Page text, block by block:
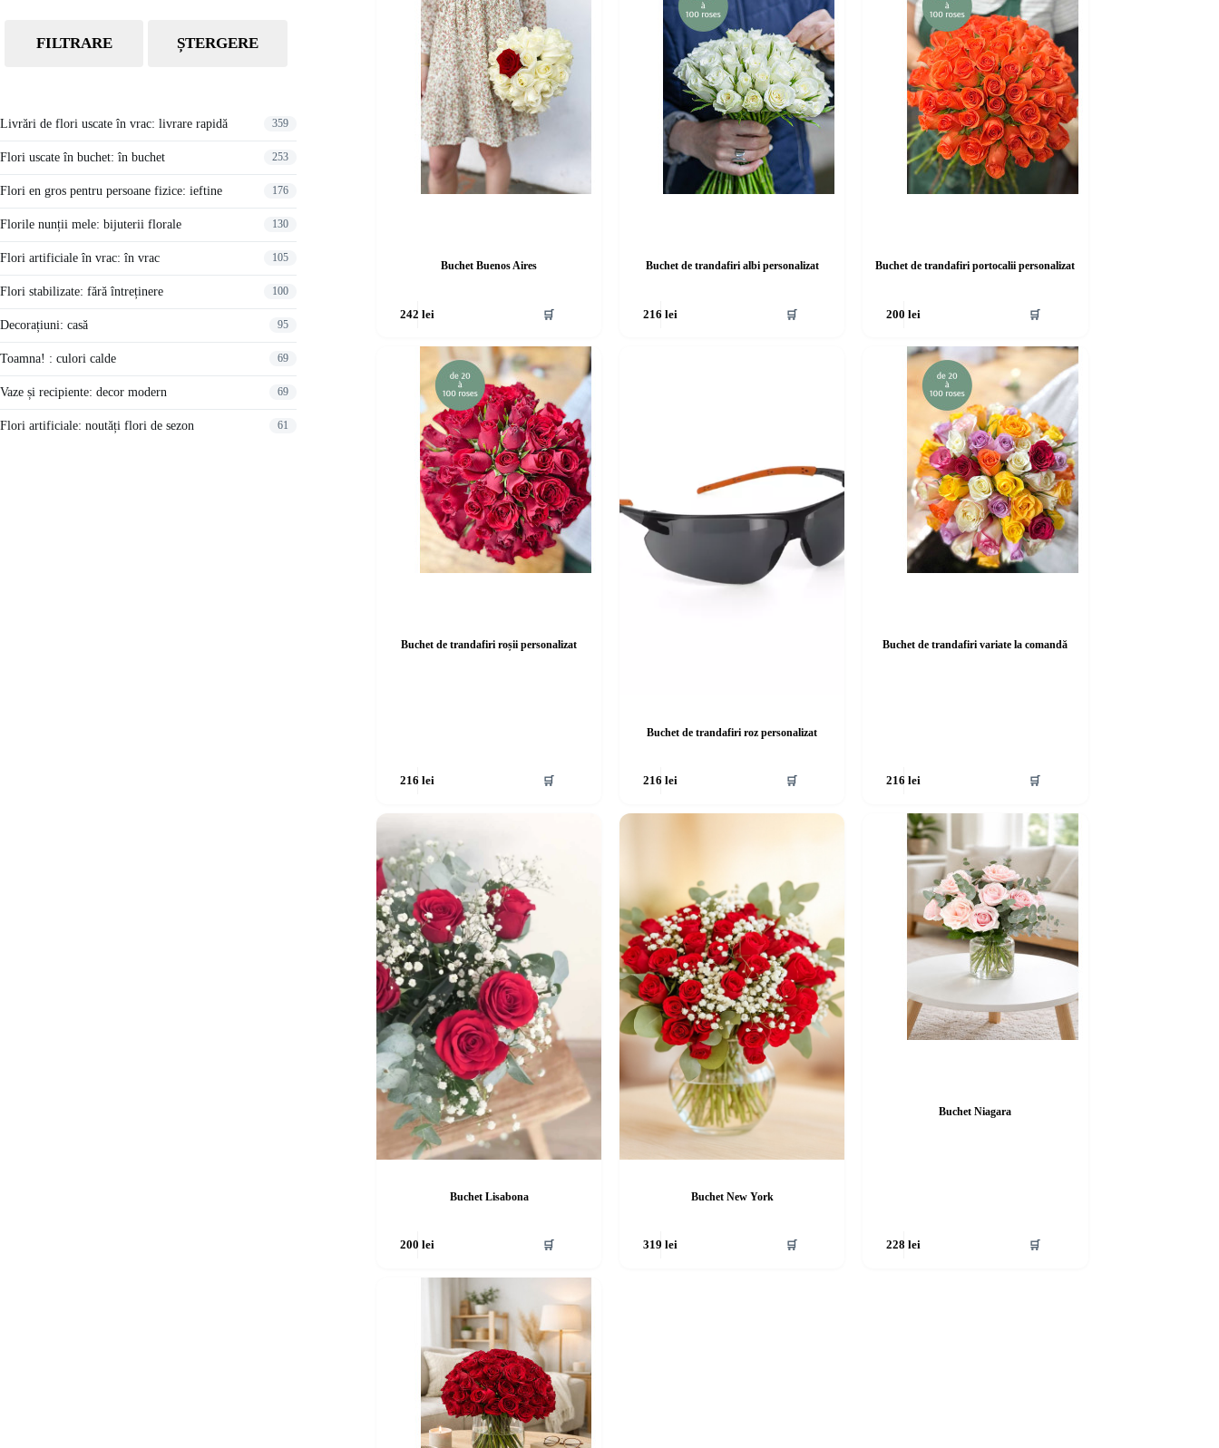
Buchet Buenos Aires
242 lei 🛒
Buchet de trandafiri albi personalizat
216lei 🛒
Buchet de trandafiri portocalii personalizat
200lei 🛒
Buchet de trandafiri roșii personalizat
216 lei 🛒
Buchet de trandafiri roz personalizat
216lei 🛒
Buchet de trandafiri variate la comandă
216lei 🛒
Buchet Lisabona
200 lei 🛒
Buchet New York
319lei 🛒
Buchet Niagara
228lei 🛒
FILTRARE ȘTERGERE
Livrări de flori uscate în vrac: livrare rapidă 359
Flori uscate în buchet: în buchet 253
Flori en gros pentru persoane fizice: ieftine 176
Florile nunții mele: bijuterii florale 130
Flori artificiale în vrac: în vrac 105
Flori stabilizate: fără întreținere 100
Decorațiuni: casă 95
Toamna! : culori calde 69
Vaze și recipiente: decor modern 69
Flori artificiale: noutăți flori de sezon 61